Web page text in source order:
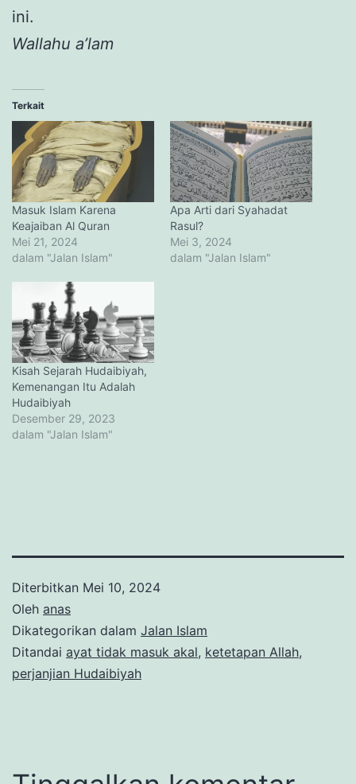
ini.
Wallahu a’lam
Terkait
Masuk Islam Karena
Keajaiban Al Quran
Mei 21, 2024
dalam "Jalan Islam"
Apa Arti dari Syahadat
Rasul?
Mei 3, 2024
dalam "Jalan Islam"
Kisah Sejarah Hudaibiyah,
Kemenangan Itu Adalah
Hudaibiyah
Desember 29, 2023
dalam "Jalan Islam"
Diterbitkan Mei 10, 2024
Oleh anas
Dikategorikan dalam Jalan Islam
Ditandai ayat tidak masuk akal, ketetapan Allah,
perjanjian Hudaibiyah